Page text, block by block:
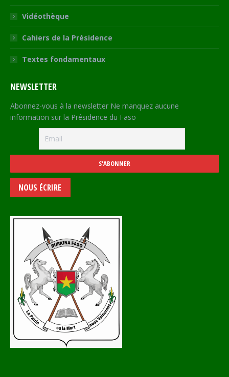
Vidéothèque
Cahiers de la Présidence
Textes fondamentaux
NEWSLETTER
Abonnez-vous à la newsletter Ne manquez aucune
information sur la Présidence du Faso
NOUS ÉCRIRE